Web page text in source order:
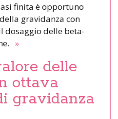
finita è opportuno
gravidanza con
dosaggio delle beta-
»
delle
ottava
gravidanza